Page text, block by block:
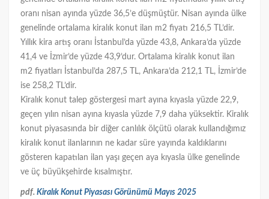
oranı nisan ayında yüzde 36,5’e düşmüştür. Nisan ayında ülke
genelinde ortalama kiralık konut ilan m2 fiyatı 216,5 TL’dir.
Yıllık kira artış oranı İstanbul’da yüzde 43,8, Ankara’da yüzde
41,4 ve İzmir’de yüzde 43,9’dur. Ortalama kiralık konut ilan
m2 fiyatları İstanbul’da 287,5 TL, Ankara’da 212,1 TL, İzmir’de
ise 258,2 TL’dir.
Kiralık konut talep göstergesi mart ayına kıyasla yüzde 22,9,
geçen yılın nisan ayına kıyasla yüzde 7,9 daha yüksektir. Kiralık
konut piyasasında bir diğer canlılık ölçütü olarak kullandığımız
kiralık konut ilanlarının ne kadar süre yayında kaldıklarını
gösteren kapatılan ilan yaşı geçen aya kıyasla ülke genelinde
ve üç büyükşehirde kısalmıştır.
pdf. Kiralık Konut Piyasası Görünümü Mayıs 2025